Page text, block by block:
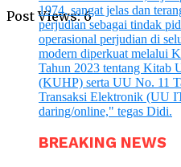
Post Views: 6
BREAKING NEWS